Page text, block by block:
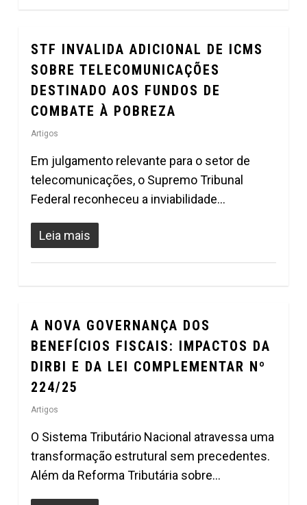
STF INVALIDA ADICIONAL DE ICMS
SOBRE TELECOMUNICAÇÕES
DESTINADO AOS FUNDOS DE
COMBATE À POBREZA
Artigos
Em julgamento relevante para o setor de
telecomunicações, o Supremo Tribunal
Federal reconheceu a inviabilidade…
Leia mais
0
A NOVA GOVERNANÇA DOS
BENEFÍCIOS FISCAIS: IMPACTOS DA
DIRBI E DA LEI COMPLEMENTAR Nº
224/25
Artigos
O Sistema Tributário Nacional atravessa uma
transformação estrutural sem precedentes.
Além da Reforma Tributária sobre…
0